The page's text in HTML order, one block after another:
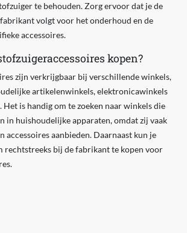
te behouden. Zorg ervoor dat je de
volgt voor het onderhoud en de
accessoires.
kopen?
zijn verkrijgbaar bij verschillende winkels,
artikelenwinkels, elektronicawinkels
is handig om te zoeken naar winkels die
in huishoudelijke apparaten, omdat zij vaak
accessoires aanbieden. Daarnaast kun je
rechtstreeks bij de fabrikant te kopen voor